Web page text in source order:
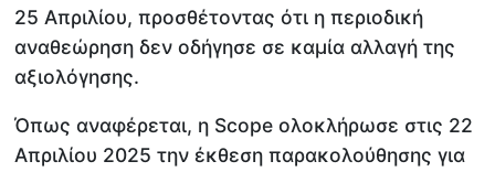
25 Απριλίου, προσθέτοντας ότι η περιοδική
αναθεώρηση δεν οδήγησε σε καμία αλλαγή της
αξιολόγησης.
Όπως αναφέρεται, η Scope ολοκλήρωσε στις 22
Απριλίου 2025 την έκθεση παρακολούθησης για